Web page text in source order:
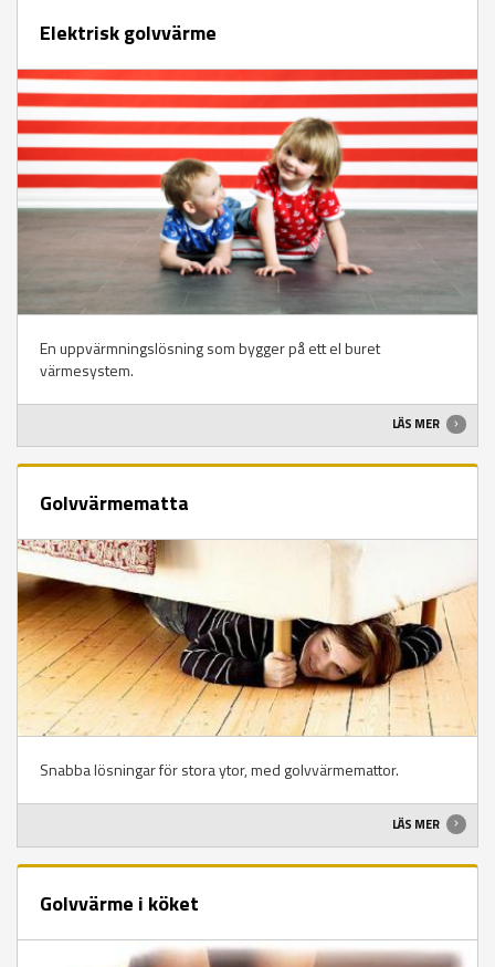
Elektrisk golvvärme
En uppvärmningslösning som bygger på ett el buret
värmesystem.
LÄS MER
Golvvärmematta
Snabba lösningar för stora ytor, med golvvärmemattor.
LÄS MER
Golvvärme i köket